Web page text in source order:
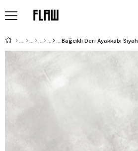
Bağcıklı Deri Ayakkabı Siyah